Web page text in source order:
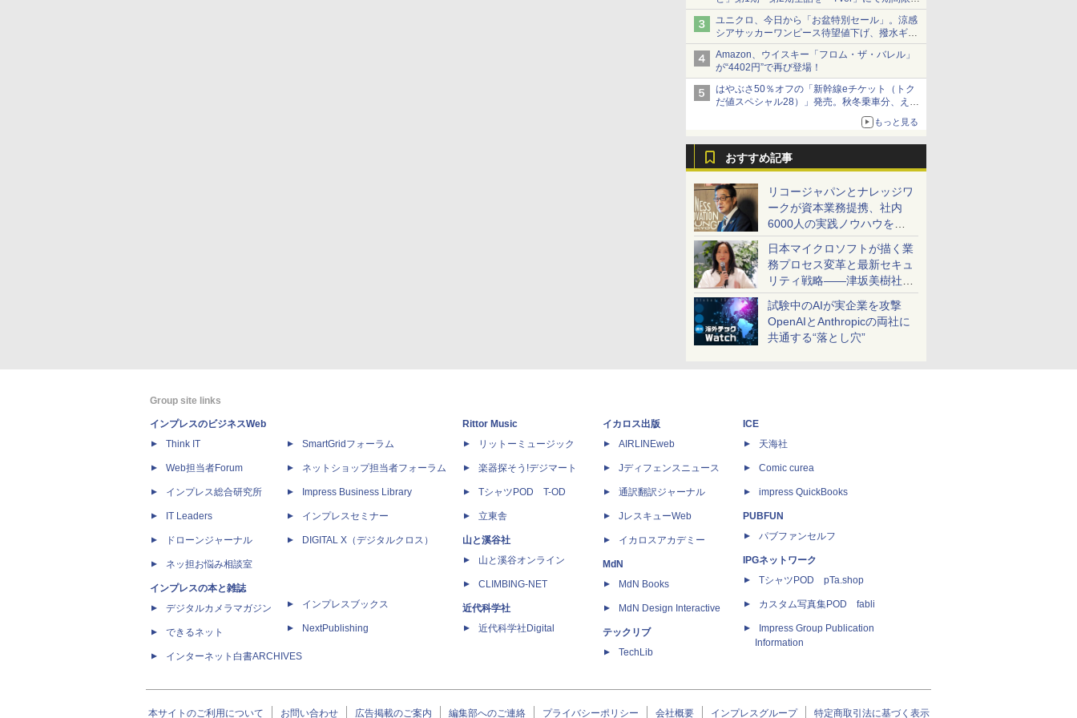
で順次無料配信開始
ユニクロ、今日から「お盆特別セール」。涼感
シアサッカーワンピース待望値下げ、撥水ギア
ショーツは1990円に
Amazon、ウイスキー「フロム・ザ・バレル」
が“4402円”で再び登場！
はやぶさ50％オフの「新幹線eチケット（トク
だ値スペシャル28）」発売。秋冬乗車分、えき
もっと見る
おすすめ記事
リコージャパンとナレッジワ
ークが資本業務提携、社内
6000人の実践ノウハウを生
かした「AI商談記録 for
RICOH」を展開へ
日本マイクロソフトが描く業
務プロセス変革と最新セキュ
リティ戦略――津坂美樹社長
が2027年度戦略を説明
試験中のAIが実企業を攻撃
OpenAIとAnthropicの両社に
共通する“落とし穴”
Group site links
インプレスのビジネスWeb
Think IT
Web担当者Forum
インプレス総合研究所
IT Leaders
ドローンジャーナル
ネッ担お悩み相談室
インプレスの本と雑誌
デジタルカメラマガジン
できるネット
インターネット白書ARCHIVES
SmartGridフォーラム
ネットショップ担当者フォーラム
Impress Business Library
インプレスセミナー
DIGITAL X（デジタルクロス）
インプレスブックス
NextPublishing
Rittor Music
リットーミュージック
楽器探そう!デジマート
TシャツPOD T-OD
立東舎
山と溪谷社
山と溪谷オンライン
CLIMBING-NET
近代科学社
近代科学社Digital
イカロス出版
AIRLINEweb
Jディフェンスニュース
通訳翻訳ジャーナル
JレスキューWeb
イカロスアカデミー
MdN
MdN Books
MdN Design Interactive
テックリブ
TechLib
ICE
天海社
Comic curea
impress QuickBooks
PUBFUN
パブファンセルフ
IPGネットワーク
TシャツPOD pTa.shop
カスタム写真集POD fabli
Impress Group Publication
Information
本サイトのご利用について お問い合わせ 広告掲載のご案内 編集部へのご連絡 プライバシーポリシー 会社概要 インプレスグループ 特定商取引法に基づく表示